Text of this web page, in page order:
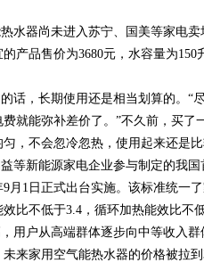
水器尚未进入苏宁、国美等家电卖
产品售价为3680元，水容量为150
话，长期使用还是相当划算的。“
就能弥补差价了。”不久前，买了
，不会忽冷忽热，使用起来还是比
等新能源家电企业参与制定的我国
月1日正式出台实施。该标准统一
比不低于3.4，循环加热能效比不低
用户从高端群体逐步向中等收入群
来家用空气能热水器的价格被拉到